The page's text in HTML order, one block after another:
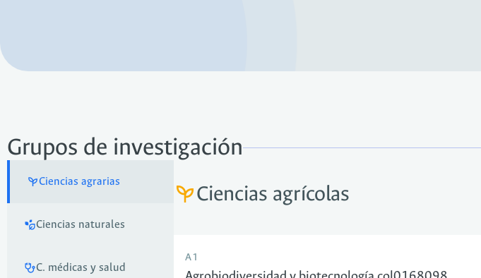
Grupos de investigación
Ciencias agrarias
Ciencias naturales
C. médicas y salud
Ciencias agrícolas
A1